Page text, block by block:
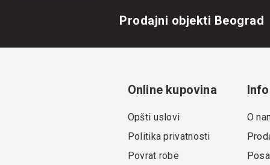
Prodajni objekti Beograd
Online kupovina
Opšti uslovi
Politika privatnosti
Povrat robe
Info
O